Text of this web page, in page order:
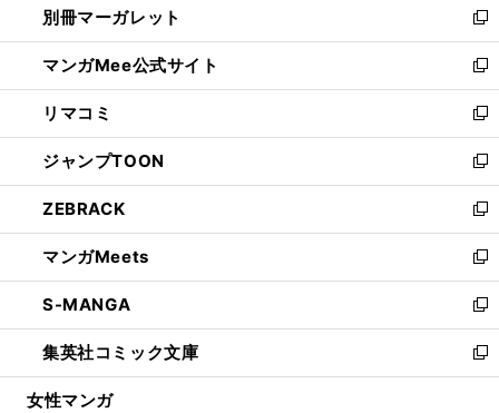
く
で
開
く
ィ
ン
ド
ウ
で
開
く
い
ウ
ィ
ン
ド
ウ
で
開
く
別冊マーガレット
新
し
い
ウ
ィ
ン
ド
ウ
で
開
く
マンガMee公式サイト
新
し
い
ウ
ィ
ン
ド
ウ
で
開
く
リマコミ
新
し
い
ウ
ィ
ン
ド
ウ
で
開
く
ジャンプTOON
新
し
い
ウ
ィ
ン
ド
ウ
で
開
ZEBRACK
新
し
い
ウ
ィ
ン
ド
ウ
マンガMeets
新
し
い
ウ
ィ
ン
S-MANGA
新
し
い
ウ
集英社コミック文庫
新
し
女性マンガ